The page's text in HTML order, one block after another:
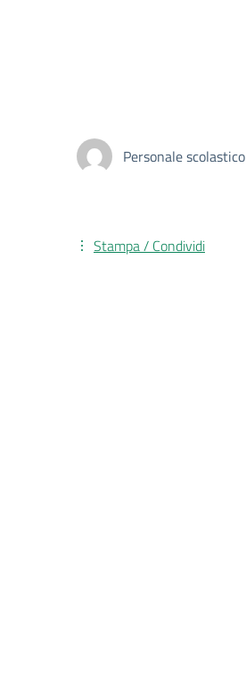
Personale scolastico
Stampa / Condividi